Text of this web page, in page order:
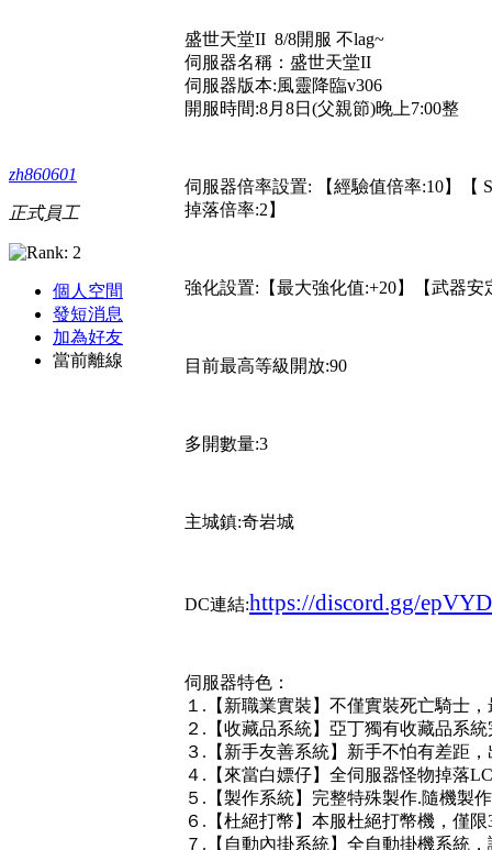
zh860601
正式員工
個人空間
發短消息
加為好友
當前離線
盛世天堂II 8/8開服 不lag~
伺服器名稱：盛世天堂II
伺服器版本:風靈降臨v306
開服時間:8月8日(父親節)晚上7:00整
伺服器倍率設置: 【經驗值倍率:10】【
掉落倍率:2】
強化設置:【最大強化值:+20】【武器安
目前最高等級開放:90
多開數量:3
主城鎮:奇岩城
DC連結:https://discord.gg/
伺服器特色：
１.【新職業實裝】不僅實裝死亡騎士
２.【收藏品系統】亞丁獨有收藏品系
３.【新手友善系統】新手不怕有差距
４.【來當白嫖仔】全伺服器怪物掉落
５.【製作系統】完整特殊製作.隨機製
６.【杜絕打幣】本服杜絕打幣機，僅
７.【自動內掛系統】全自動掛機系統